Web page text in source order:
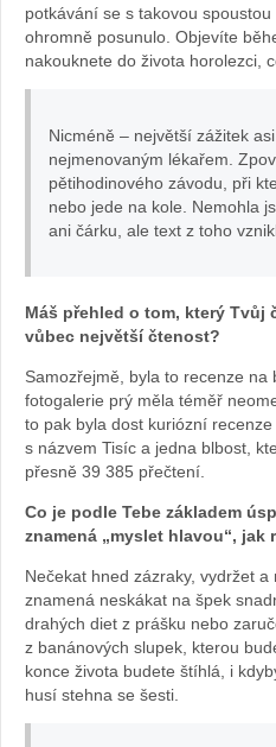
potkávání se s takovou
ohromně posunulo. Objevíte
nakouknete do života horolezci,
Nicméně – největší zážitek
nejmenovaným lékařem.
pětihodinového závodu, při
nebo jede na kole. Nemohla
ani čárku, ale text z toho
Máš přehled o tom, který Tvůj
vůbec největší čtenost?
Samozřejmě, byla to recenze
fotogalerie prý měla téměř
to pak byla dost kuriózní
s názvem Tisíc a jedna blbost,
přesně 39 385 přečtení.
Co je podle Tebe základem
znamená „myslet hlavou“, jak
Nečekat hned zázraky, vydržet
znamená neskákat na špek
drahých diet z prášku nebo
z banánových slupek, kterou
konce života budete štíhlá, i
husí stehna se šesti.